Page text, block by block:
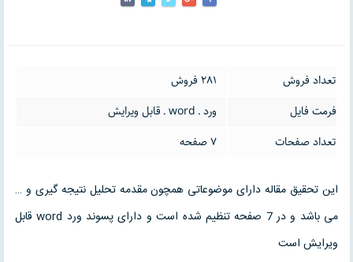
تعداد فروش
281 فروش
فرمت فایل
ورد ـ word ـ قابل ویرایش
تعداد صفحات
7 صفحه
این تحقیق مقاله دارای موضوعاتی همچون مقدمه تحلیل نتیجه گیری و …
می باشد و در 7 صفحه تنظیم شده است و دارای پسوند ورد word قابل
ویرایش است